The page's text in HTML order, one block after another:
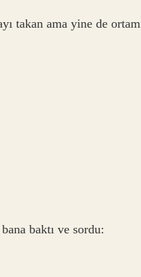
takan ama yine de
baktı ve sordu: